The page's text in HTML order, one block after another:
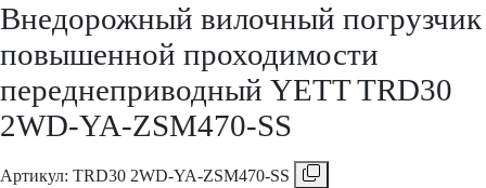
Внедорожный вилочный погрузчик
повышенной проходимости
переднеприводный YETT TRD30
2WD-YA-ZSM470-SS
Aртикул: TRD30 2WD-YA-ZSM470-SS